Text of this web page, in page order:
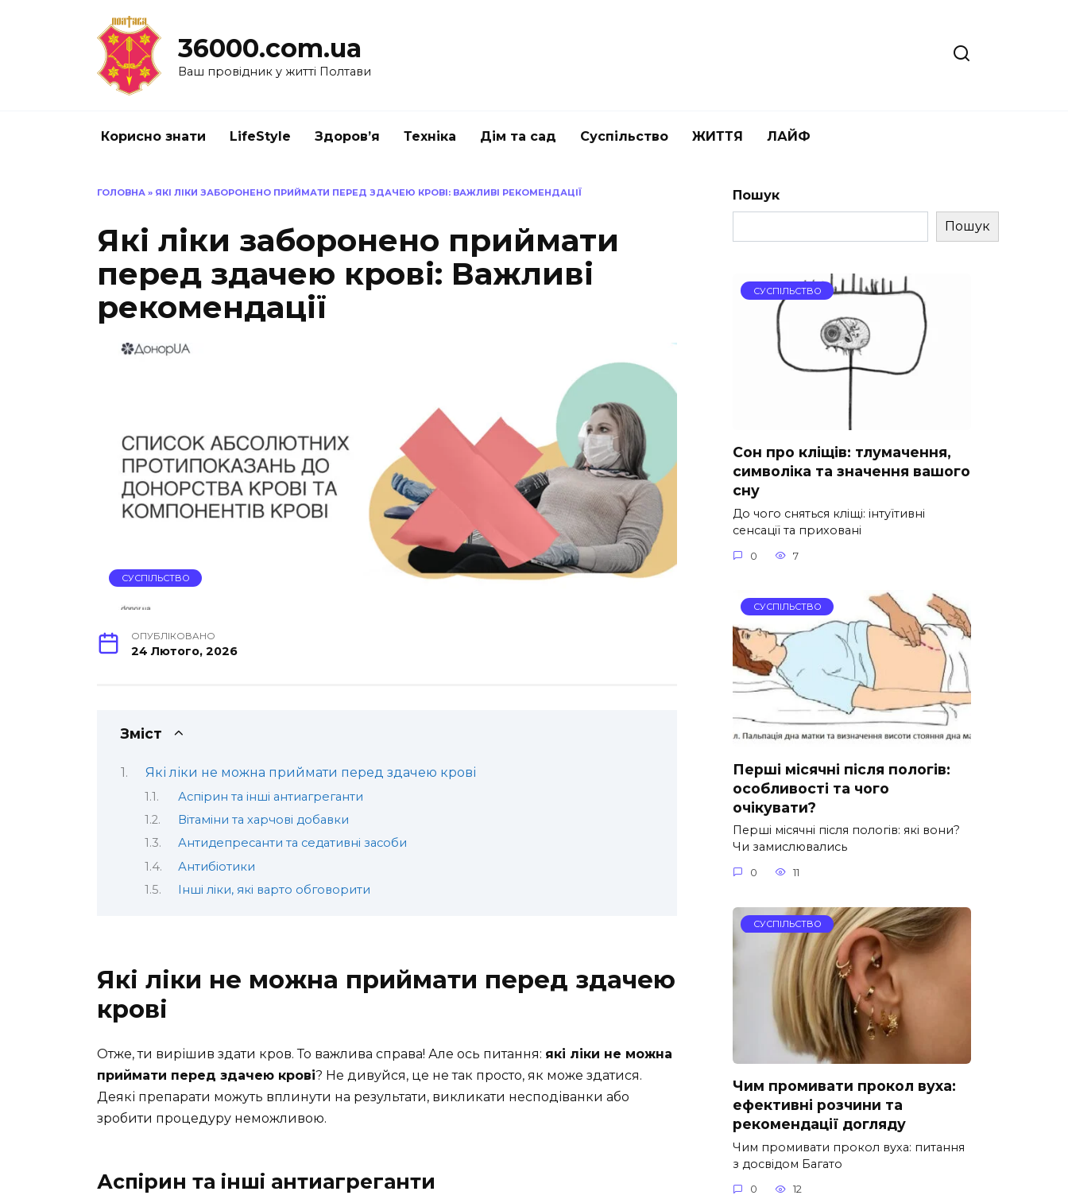
36000.com.ua
Ваш провідник у житті Полтави
Корисно знати LifeStyle Здоров’я Техніка Дім та сад Суспільство ЖИТТЯ ЛАЙФ
ГОЛОВНА » ЯКІ ЛІКИ ЗАБОРОНЕНО ПРИЙМАТИ ПЕРЕД ЗДАЧЕЮ КРОВІ: ВАЖЛИВІ РЕКОМЕНДАЦІЇ
Які ліки заборонено приймати
перед здачею крові: Важливі
рекомендації
СУСПІЛЬСТВО
ОПУБЛІКОВАНО
24 Лютого, 2026
Зміст
Які ліки не можна приймати перед здачею крові
Аспірин та інші антиагреганти
Вітаміни та харчові добавки
Антидепресанти та седативні засоби
Антибіотики
Інші ліки, які варто обговорити
Які ліки не можна приймати перед здачею
крові
Отже, ти вирішив здати кров. То важлива справа! Але ось питання: які ліки не можна
приймати перед здачею крові? Не дивуйся, це не так просто, як може здатися.
Деякі препарати можуть вплинути на результати, викликати несподіванки або
зробити процедуру неможливою.
Аспірин та інші антиагреганти
Пошук
Пошук
СУСПІЛЬСТВО
Сон про кліщів: тлумачення,
символіка та значення вашого
сну
До чого сняться кліщі: інтуїтивні
сенсації та приховані
0 7
СУСПІЛЬСТВО
Перші місячні після пологів:
особливості та чого
очікувати?
Перші місячні після пологів: які вони?
Чи замислювались
0 11
СУСПІЛЬСТВО
Чим промивати прокол вуха:
ефективні розчини та
рекомендації догляду
Чим промивати прокол вуха: питання
з досвідом Багато
0 12